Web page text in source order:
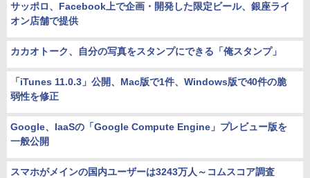
サッポロ、Facebook上で企画・開発した限定ビール、銀座ライ
オン店舗で提供
カカオトーク、自分の写真をスタンプにできる「俺スタンプ」
「iTunes 11.0.3」公開、Mac版で1件、Windows版で40件の脆
弱性を修正
Google、IaaSの「Google Compute Engine」プレビュー版を
一般公開
スマホがメインの国内ユーザーは3243万人～コムスコア調査